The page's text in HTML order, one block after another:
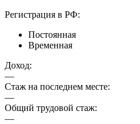
Регистрация в РФ:
Постоянная
Временная
Доход:
—
Стаж на последнем месте:
—
Общий трудовой стаж:
—